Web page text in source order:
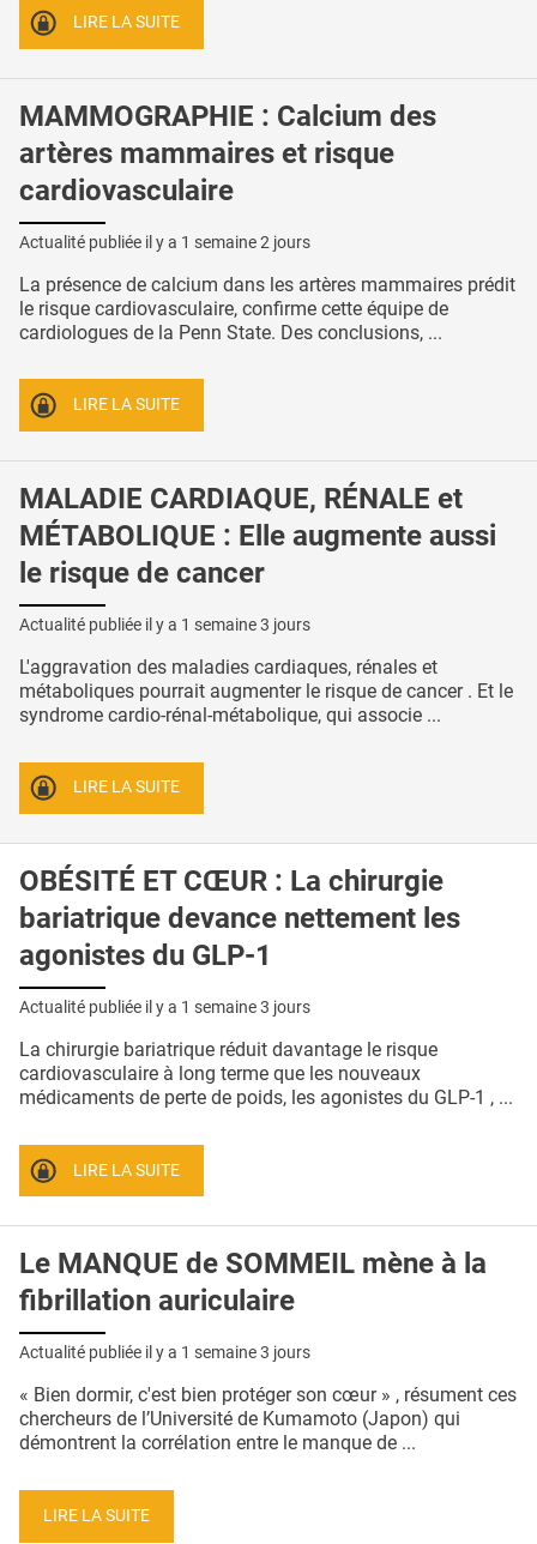
LIRE LA SUITE
MAMMOGRAPHIE : Calcium des
artères mammaires et risque
cardiovasculaire
Actualité publiée il y a 1 semaine 2 jours
La présence de calcium dans les artères mammaires prédit
le risque cardiovasculaire, confirme cette équipe de
cardiologues de la Penn State. Des conclusions, ...
LIRE LA SUITE
MALADIE CARDIAQUE, RÉNALE et
MÉTABOLIQUE : Elle augmente aussi
le risque de cancer
Actualité publiée il y a 1 semaine 3 jours
L'aggravation des maladies cardiaques, rénales et
métaboliques pourrait augmenter le risque de cancer . Et le
syndrome cardio-rénal-métabolique, qui associe ...
LIRE LA SUITE
OBÉSITÉ ET CŒUR : La chirurgie
bariatrique devance nettement les
agonistes du GLP-1
Actualité publiée il y a 1 semaine 3 jours
La chirurgie bariatrique réduit davantage le risque
cardiovasculaire à long terme que les nouveaux
médicaments de perte de poids, les agonistes du GLP-1 , ...
LIRE LA SUITE
Le MANQUE de SOMMEIL mène à la
fibrillation auriculaire
Actualité publiée il y a 1 semaine 3 jours
« Bien dormir, c'est bien protéger son cœur » , résument ces
chercheurs de l’Université de Kumamoto (Japon) qui
démontrent la corrélation entre le manque de ...
LIRE LA SUITE